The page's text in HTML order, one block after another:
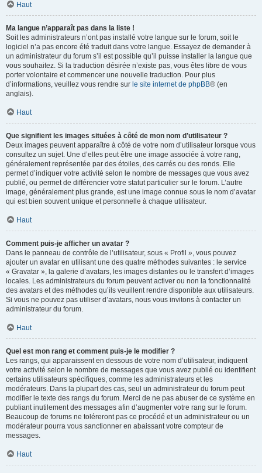
Haut
Ma langue n’apparaît pas dans la liste !
Soit les administrateurs n’ont pas installé votre langue sur le forum, soit le
logiciel n’a pas encore été traduit dans votre langue. Essayez de demander à
un administrateur du forum s’il est possible qu’il puisse installer la langue que
vous souhaitez. Si la traduction désirée n’existe pas, vous êtes libre de vous
porter volontaire et commencer une nouvelle traduction. Pour plus
d’informations, veuillez vous rendre sur le site internet de phpBB® (en
anglais).
Haut
Que signifient les images situées à côté de mon nom d’utilisateur ?
Deux images peuvent apparaître à côté de votre nom d’utilisateur lorsque vous
consultez un sujet. Une d’elles peut être une image associée à votre rang,
généralement représentée par des étoiles, des carrés ou des ronds. Elle
permet d’indiquer votre activité selon le nombre de messages que vous avez
publié, ou permet de différencier votre statut particulier sur le forum. L’autre
image, généralement plus grande, est une image connue sous le nom d’avatar
qui est bien souvent unique et personnelle à chaque utilisateur.
Haut
Comment puis-je afficher un avatar ?
Dans le panneau de contrôle de l’utilisateur, sous « Profil », vous pouvez
ajouter un avatar en utilisant une des quatre méthodes suivantes : le service
« Gravatar », la galerie d’avatars, les images distantes ou le transfert d’images
locales. Les administrateurs du forum peuvent activer ou non la fonctionnalité
des avatars et des méthodes qu’ils veuillent rendre disponible aux utilisateurs.
Si vous ne pouvez pas utiliser d’avatars, nous vous invitons à contacter un
administrateur du forum.
Haut
Quel est mon rang et comment puis-je le modifier ?
Les rangs, qui apparaissent en dessous de votre nom d’utilisateur, indiquent
votre activité selon le nombre de messages que vous avez publié ou identifient
certains utilisateurs spécifiques, comme les administrateurs et les
modérateurs. Dans la plupart des cas, seul un administrateur du forum peut
modifier le texte des rangs du forum. Merci de ne pas abuser de ce système en
publiant inutilement des messages afin d’augmenter votre rang sur le forum.
Beaucoup de forums ne toléreront pas ce procédé et un administrateur ou un
modérateur pourra vous sanctionner en abaissant votre compteur de
messages.
Haut